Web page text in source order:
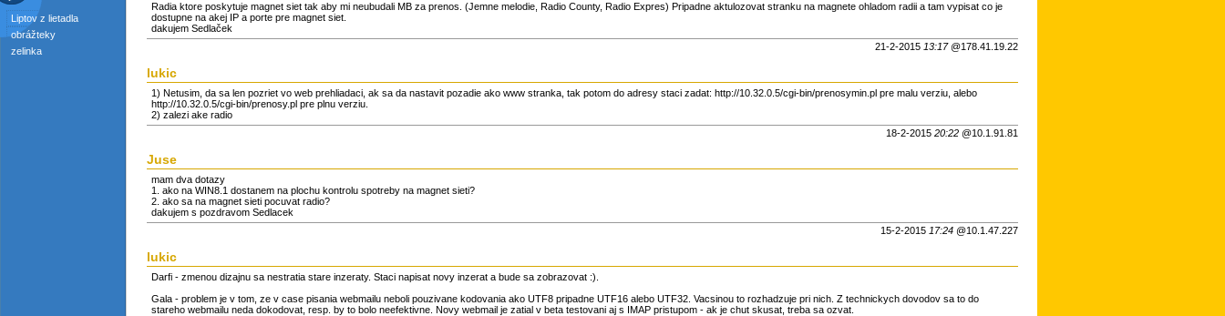
Liptov z lietadla
obrážteky
zelinka
Radia ktore poskytuje magnet siet tak aby mi neubudali MB za prenos. (Jemne melodie, Radio County, Radio Expres) Pripadne aktulozovat stranku na magnete ohladom radii a tam vypisat co je
dostupne na akej IP a porte pre magnet siet.
dakujem Sedlaček
21-2-2015 13:17 @178.41.19.22
lukic
1) Netusim, da sa len pozriet vo web prehliadaci, ak sa da nastavit pozadie ako www stranka, tak potom do adresy staci zadat: http://10.32.0.5/cgi-bin/prenosymin.pl pre malu verziu, alebo
http://10.32.0.5/cgi-bin/prenosy.pl pre plnu verziu.
2) zalezi ake radio
18-2-2015 20:22 @10.1.91.81
Juse
mam dva dotazy
1. ako na WIN8.1 dostanem na plochu kontrolu spotreby na magnet sieti?
2. ako sa na magnet sieti pocuvat radio?
dakujem s pozdravom Sedlacek
15-2-2015 17:24 @10.1.47.227
lukic
Darfi - zmenou dizajnu sa nestratia stare inzeraty. Staci napisat novy inzerat a bude sa zobrazovat :).
Gala - problem je v tom, ze v case pisania webmailu neboli pouzivane kodovania ako UTF8 pripadne UTF16 alebo UTF32. Vacsinou to rozhadzuje pri nich. Z technickych dovodov sa to do
stareho webmailu neda dokodovat, resp. by to bolo neefektivne. Novy webmail je zatial v beta testovani aj s IMAP pristupom - ak je chut skusat, treba sa ozvat.